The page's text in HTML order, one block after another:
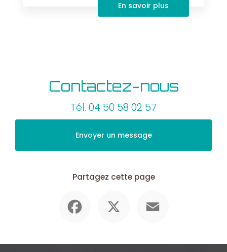
En savoir plus
Contactez-nous
Tél. 04 50 58 02 57
Envoyer un message
Partagez cette page